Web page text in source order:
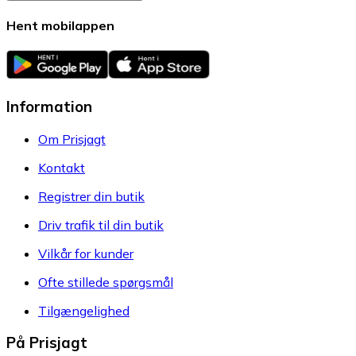
Hent mobilappen
Information
Om Prisjagt
Kontakt
Registrer din butik
Driv trafik til din butik
Vilkår for kunder
Ofte stillede spørgsmål
Tilgængelighed
På Prisjagt